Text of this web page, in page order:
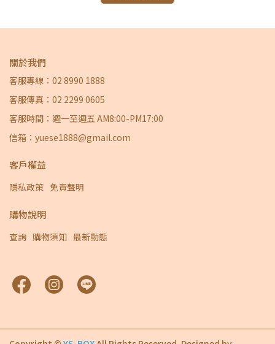
關於我們
客服專線：02 8990 1888
客服傳真：02 2299 0605
客服時間：週一至週五 AM8:00-PM17:00
信箱：yuese1888@gmail.com
客戶權益
隱私政策 免責聲明
購物說明
查詢 購物須知 最新動態